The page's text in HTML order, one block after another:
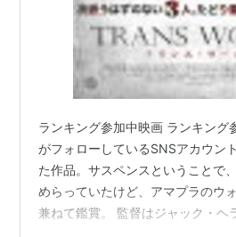
ボードウォーク・エンパイア
TV＞ ゲスト出演
パラノイド・シンドローム （
コレクター（2012） 出演
トランス・ワールド （2011）
援助交際ハイスクール（2007
ランキング参加中映画 ランキング
がフォローしているSNSアカウン
た作品。サスペンスということで
めらっていたけど、アマプラのウ
兼ねて鑑賞。 監督はジャック・ヘ